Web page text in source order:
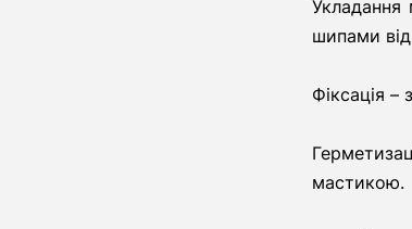
шипами
Фіксація
мастикою.